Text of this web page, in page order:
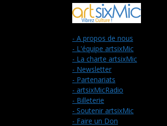
- A propos de nous
- L'équipe artsixMic
- La charte artsixMic
- Newsletter
- Partenariats
- artsixMicRadio
- Billeterie
- Soutenir artsixMic
- Faire un Don